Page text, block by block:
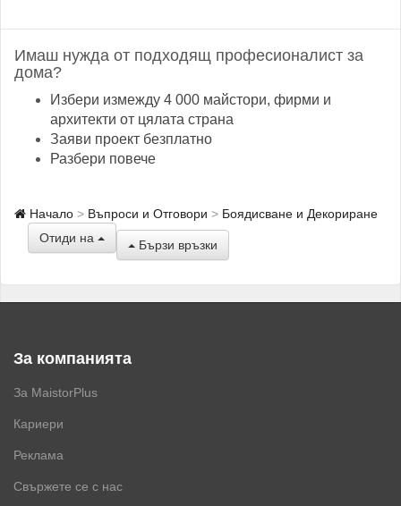
Имаш нужда от подходящ професионалист за
дома?
Избери измежду 4 000 майстори, фирми и
архитекти от цялата страна
Заяви проект безплатно
Разбери повече
Начало Въпроси и Отговори
Боядисване и Декориране
Отиди на
Бързи връзки
За компанията
За MaistorPlus
Кариери
Реклама
Свържете се с нас